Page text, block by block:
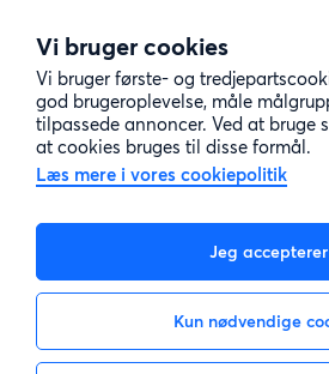
Vi bruger cookies
Vi bruger første- og
god brugeroplevelse, måle
tilpassede annoncer. Ved at bruge
at cookies bruges til disse formål.
Læs mere i vores cookiepolitik
Jeg accepterer
Kun nødvendige
Behandling af personoplysninger
Cookiepolitik
Sitemap
E-mail: